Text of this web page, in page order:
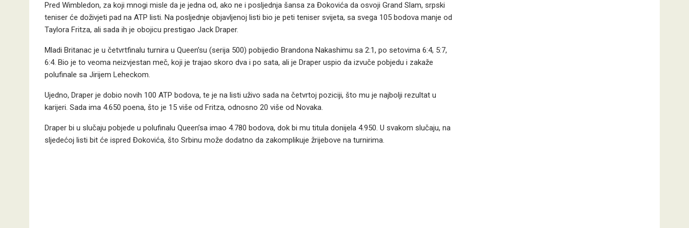
Pred Wimbledon, za koji mnogi misle da je jedna od, ako ne i posljednja šansa za Đokovića da osvoji Grand Slam, srpski
teniser će doživjeti pad na ATP listi. Na posljednje objavljenoj listi bio je peti teniser svijeta, sa svega 105 bodova manje od
Taylora Fritza, ali sada ih je obojicu prestigao Jack Draper.
Mladi Britanac je u četvrtfinalu turnira u Queen’su (serija 500) pobijedio Brandona Nakashimu sa 2:1, po setovima 6:4, 5:7,
6:4. Bio je to veoma neizvjestan meč, koji je trajao skoro dva i po sata, ali je Draper uspio da izvuče pobjedu i zakaže
polufinale sa Jirijem Leheckom.
Ujedno, Draper je dobio novih 100 ATP bodova, te je na listi uživo sada na četvrtoj poziciji, što mu je najbolji rezultat u
karijeri. Sada ima 4.650 poena, što je 15 više od Fritza, odnosno 20 više od Novaka.
Draper bi u slučaju pobjede u polufinalu Queen’sa imao 4.780 bodova, dok bi mu titula donijela 4.950. U svakom slučaju, na
sljedećoj listi bit će ispred Đokovića, što Srbinu može dodatno da zakomplikuje žrijebove na turnirima.